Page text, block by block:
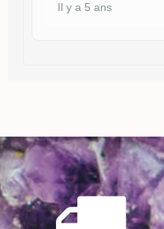
Il y a 5 ans